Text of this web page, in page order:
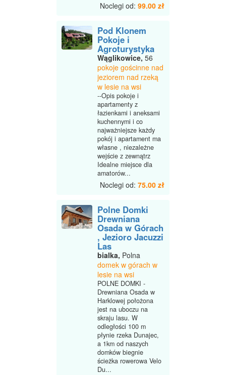
Noclegi od: 99.00 zł
Pod Klonem
Pokoje i
Agroturystyka
Wąglikowice, 56
pokoje gościnne nad
jeziorem nad rzeką
w lesie na wsi
--Opis pokoje i
apartamenty z
łazienkami i aneksami
kuchennymi i co
najważniejsze każdy
pokój i apartament ma
własne , niezależne
wejście z zewnątrz
Idealne miejsce dla
amatorów...
Noclegi od: 75.00 zł
Polne Domki
Drewniana
Osada w Górach
, Jezioro Jacuzzi
Las
bialka, Polna
domek w górach w
lesie na wsi
POLNE DOMKI -
Drewniana Osada w
Harklowej położona
jest na uboczu na
skraju lasu. W
odległości 100 m
płynie rzeka Dunajec,
a 1km od naszych
domków biegnie
ścieżka rowerowa Velo
Du...